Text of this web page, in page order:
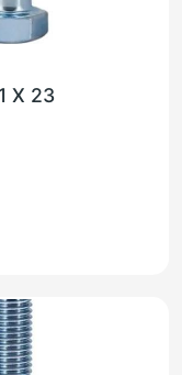
ZINC 5/8-11 X 23